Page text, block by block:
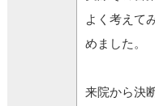
よく考えて
めました。
来院から決